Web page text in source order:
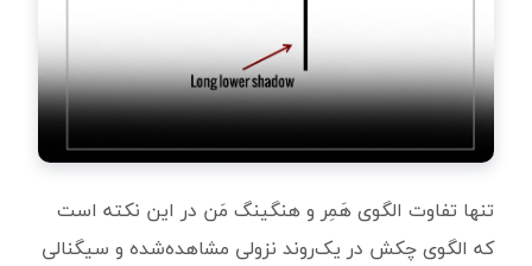
تنها تفاوت الگوی هَمِر و هنگینگ مَن در این نکته است
که الگوی چکش در یک‌روند نزولی مشاهده‌شده و سیگنالی